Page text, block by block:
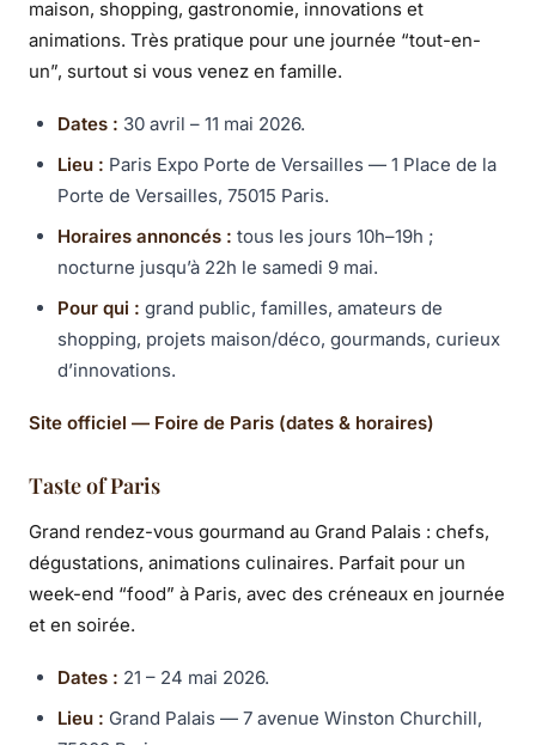
maison, shopping, gastronomie, innovations et
animations. Très pratique pour une journée “tout-en-
un”, surtout si vous venez en famille.
Dates : 30 avril – 11 mai 2026.
Lieu : Paris Expo Porte de Versailles — 1 Place de la
Porte de Versailles, 75015 Paris.
Horaires annoncés : tous les jours 10h–19h ;
nocturne jusqu’à 22h le samedi 9 mai.
Pour qui : grand public, familles, amateurs de
shopping, projets maison/déco, gourmands, curieux
d’innovations.
Site officiel — Foire de Paris (dates & horaires)
Taste of Paris
Grand rendez-vous gourmand au Grand Palais : chefs,
dégustations, animations culinaires. Parfait pour un
week-end “food” à Paris, avec des créneaux en journée
et en soirée.
Dates : 21 – 24 mai 2026.
Lieu : Grand Palais — 7 avenue Winston Churchill,